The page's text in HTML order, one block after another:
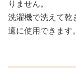
りません。
洗濯機で洗えて乾
適に使用できます。